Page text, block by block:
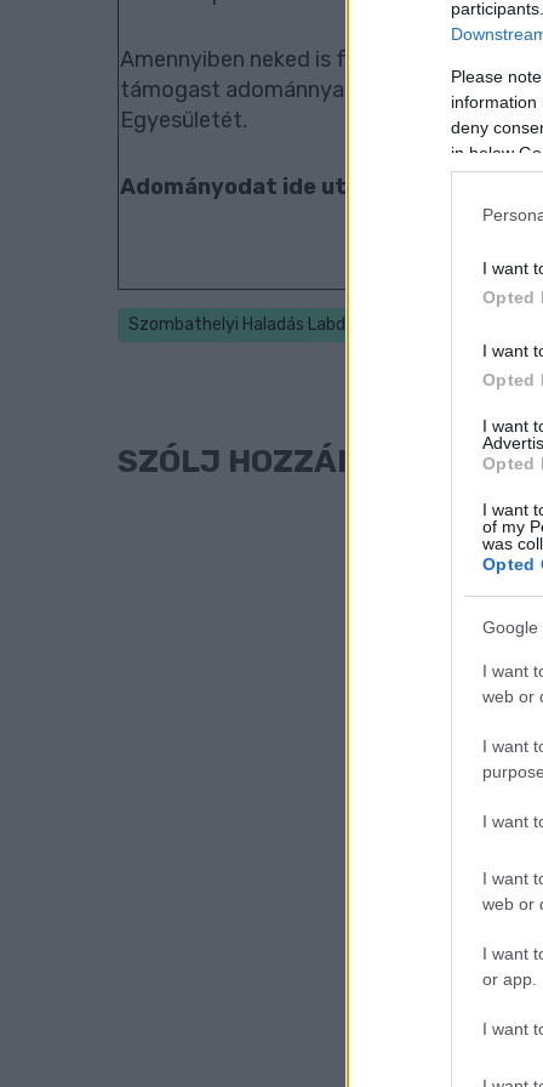
Please
information
deny
in below
I want
Opted
I want
Opted
I want
Opted
I want
of my
was
Opted
Google
I want
web or
I want
I want
I want
web or
I want
or app.
I want
Amennyiben neked is fontos, hogy sokáig
támogast adománnyal a mi munkánkat
Egyesületét.
Adományodat ide utalhatod:
Szombathelyi Haladás Labdarúgó és
SZÓLJ HOZZÁ!